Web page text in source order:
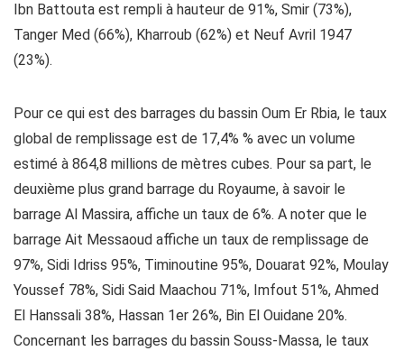
Ibn Battouta est rempli à hauteur de 91%, Smir (73%),
Tanger Med (66%), Kharroub (62%) et Neuf Avril 1947
(23%).
Pour ce qui est des barrages du bassin Oum Er Rbia, le taux
global de remplissage est de 17,4% % avec un volume
estimé à 864,8 millions de mètres cubes. Pour sa part, le
deuxième plus grand barrage du Royaume, à savoir le
barrage Al Massira, affiche un taux de 6%. A noter que le
barrage Ait Messaoud affiche un taux de remplissage de
97%, Sidi Idriss 95%, Timinoutine 95%, Douarat 92%, Moulay
Youssef 78%, Sidi Said Maachou 71%, Imfout 51%, Ahmed
El Hanssali 38%, Hassan 1er 26%, Bin El Ouidane 20%.
Concernant les barrages du bassin Souss-Massa, le taux